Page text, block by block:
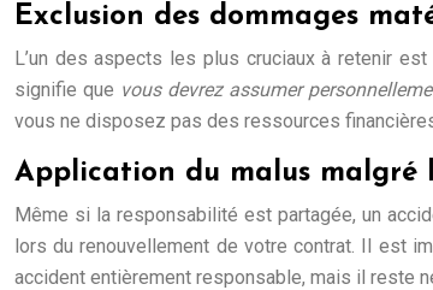
Exclusion des dommages
L’un des aspects les plus cruciaux à retenir
signifie que vous devrez assumer
vous ne disposez pas des ressources
Application du malus malgré
Même si la responsabilité est partagée, un
lors du renouvellement de votre contrat. Il est
accident entièrement responsable, mais il reste